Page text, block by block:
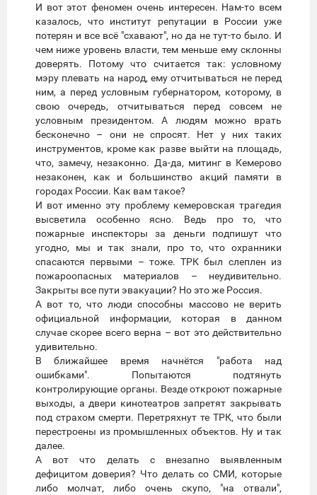
И вот этот феномен очень интересен. Нам-то всем
казалось, что институт репутации в России уже
потерян и все всё "схавают", но да не тут-то было. И
чем ниже уровень власти, тем меньше ему склонны
доверять. Потому что считается так: условному
мэру плевать на народ, ему отчитываться не перед
ним, а перед условным губернатором, которому, в
свою очередь, отчитываться перед совсем не
условным президентом. А людям можно врать
бесконечно – они не спросят. Нет у них таких
инструментов, кроме как разве выйти на площадь,
что, замечу, незаконно. Да-да, митинг в Кемерово
незаконен, как и большинство акций памяти в
городах России. Как вам такое?
И вот именно эту проблему кемеровская трагедия
высветила особенно ясно. Ведь про то, что
пожарные инспекторы за деньги подпишут что
угодно, мы и так знали, про то, что охранники
спасаются первыми – тоже. ТРК был слеплен из
пожароопасных материалов – неудивительно.
Закрыты все пути эвакуации? Но это же Россия.
А вот то, что люди способны массово не верить
официальной информации, которая в данном
случае скорее всего верна – вот это действительно
удивительно.
В ближайшее время начнётся "работа над
ошибками". Попытаются подтянуть
контролирующие органы. Везде откроют пожарные
выходы, а двери кинотеатров запретят закрывать
под страхом смерти. Перетряхнут те ТРК, что были
перестроены из промышленных объектов. Ну и так
далее.
А вот что делать с внезапно выявленным
дефицитом доверия? Что делать со СМИ, которые
либо молчат, либо очень скупо, "на отвали",